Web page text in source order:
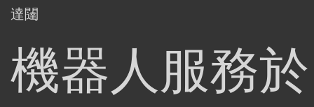
達闥
機器人服務於